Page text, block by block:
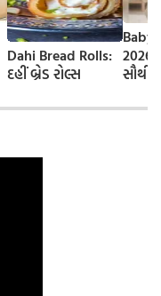
Dahi Bread Rolls:
દહીં બ્રેડ રોલ્સ
Baby